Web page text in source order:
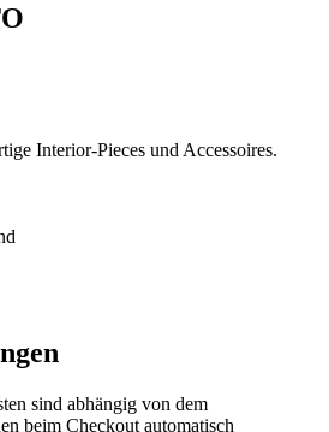
Interior-Pieces und Accessoires.
sind abhängig von dem
beim Checkout automatisch